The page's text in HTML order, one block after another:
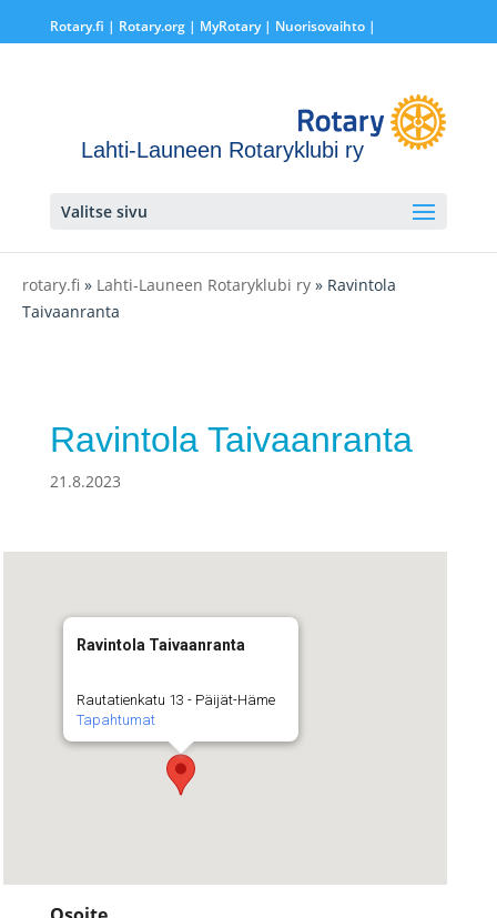
Rotary.fi | Rotary.org| MyRotary | Nuorisovaihto|
Lahti-Launeen Rotaryklubi ry
Valitse sivu
rotary.fi » Lahti-Launeen Rotaryklubi ry » Ravintola
Taivaanranta
Ravintola Taivaanranta
21.8.2023
Ravintola Taivaanranta
Rautatienkatu 13 - Päijät-Häme
Tapahtumat